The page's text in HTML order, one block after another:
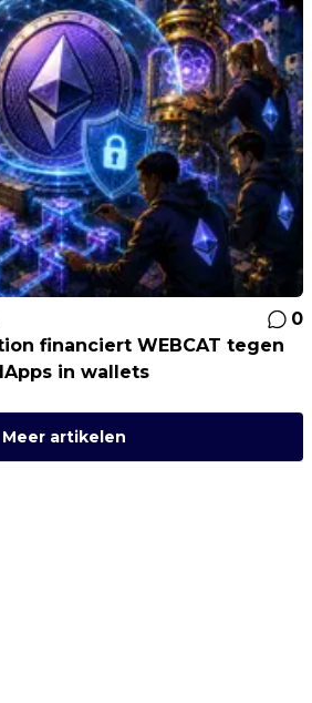
0
financiert WEBCAT tegen
in wallets
Meer artikelen